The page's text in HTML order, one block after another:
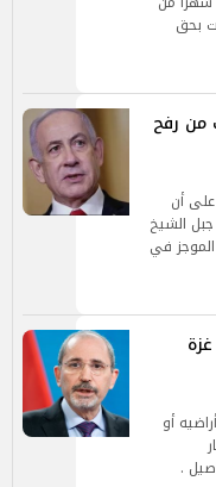
بحق
من رفح
على أن
الشيخ
في
أو
.